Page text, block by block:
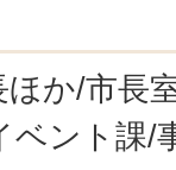
か/市長
ベント課/